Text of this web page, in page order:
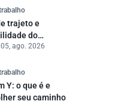
trajeto e
do
05, ago. 2026
Y: o que é e
seu caminho